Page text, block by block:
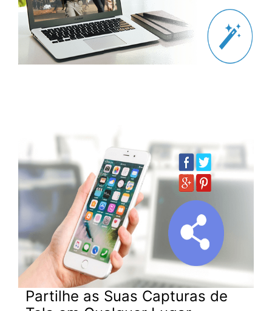
Partilhe as Suas Capturas de